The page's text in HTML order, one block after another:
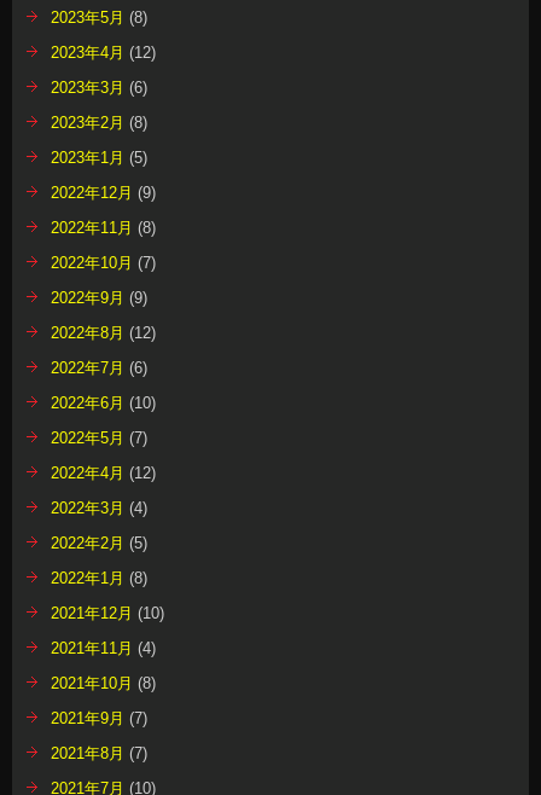
2023年5月 (8)
2023年4月 (12)
2023年3月 (6)
2023年2月 (8)
2023年1月 (5)
2022年12月 (9)
2022年11月 (8)
2022年10月 (7)
2022年9月 (9)
2022年8月 (12)
2022年7月 (6)
2022年6月 (10)
2022年5月 (7)
2022年4月 (12)
2022年3月 (4)
2022年2月 (5)
2022年1月 (8)
2021年12月 (10)
2021年11月 (4)
2021年10月 (8)
2021年9月 (7)
2021年8月 (7)
2021年7月 (10)